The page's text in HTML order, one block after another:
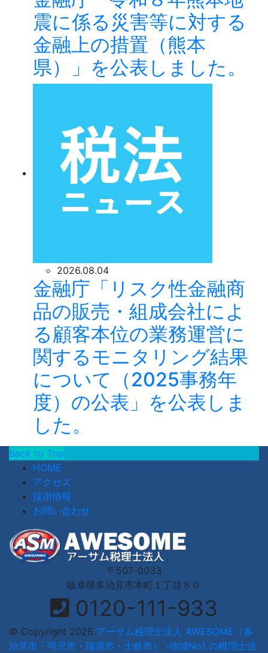
震に係る災害等に対する
金融上の措置（熊本
県）」を公表しました。
2026.08.04
金融庁「リスク性金融商
品の販売・組成会社によ
る顧客本位の業務運営に
関するモニタリング結果
について（2025事務年
度）の公表」を公表しま
した。
Back to Top
HOME
アクセス
採用情報
お問い合わせ
〒507-0033
岐阜県多治見市本町１丁目８０
0120-111-933
© Copyright 2026 アーサム税理士法人 AWESOME（多
治見市・可児市・瑞浪市・土岐市） -地域No1 の税理士法